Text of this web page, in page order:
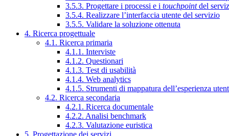
3.5.3. Progettare i processi e i touchpointdel
3.5.4. Realizzare l’interfaccia utente del servizio
3.5.5. Validare la soluzione ottenuta
4. Ricerca progettuale
4.1. Ricerca primaria
4.1.1. Interviste
4.1.2. Questionari
4.1.3. Test di usabilità
4.1.4. Web analytics
4.1.5. Strumenti di mappatura dell’esperienza
4.2. Ricerca secondaria
4.2.1. Ricerca documentale
4.2.2. Analisi benchmark
4.2.3. Valutazione euristica
5. Progettazione dei servizi